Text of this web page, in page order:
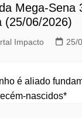
Mega-Sena
(25/06/2026)
Impacto 25/